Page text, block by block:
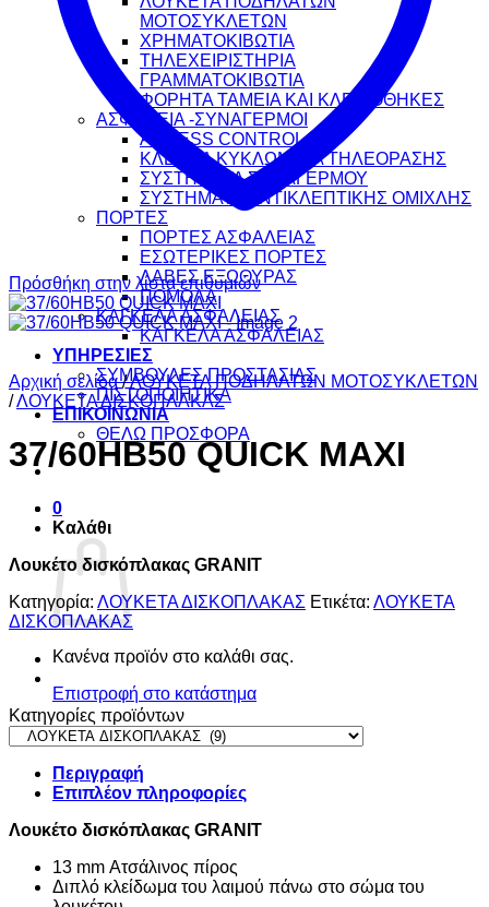
ΜΟΤΟΣΥΚΛΕΤΩΝ
ΧΡΗΜΑΤΟΚΙΒΩΤΙΑ
ΤΗΛΕΧΕΙΡΙΣΤΗΡΙΑ
ΓΡΑΜΜΑΤΟΚΙΒΩΤΙΑ
ΦΟΡΗΤΑ ΤΑΜΕΙΑ ΚΑΙ ΚΛΕΙΔΟΘΗΚΕΣ
ΑΣΦΑΛΕΙΑ -ΣΥΝΑΓΕΡΜΟΙ
ACCESS CONTROL
ΚΛΕΙΣΤΑ ΚΥΚΛΩΜΑΤΑ ΤΗΛΕΟΡΑΣΗΣ
ΣΥΣΤΗΜΑΤΑ ΣΥΝΑΓΕΡΜΟΥ
ΣΥΣΤΗΜΑΤΑ ΑΝΤΙΚΛΕΠΤΙΚΗΣ ΟΜΙΧΛΗΣ
ΠΟΡΤΕΣ
ΠΟΡΤΕΣ ΑΣΦΑΛΕΙΑΣ
ΕΣΩΤΕΡΙΚΕΣ ΠΟΡΤΕΣ
ΛΑΒΕΣ ΕΞΩΘΥΡΑΣ
ΠΟΜΟΛΑ
ΚΑΓΚΕΛΑ ΑΣΦΑΛΕΙΑΣ
ΚΑΓΚΕΛΑ ΑΣΦΑΛΕΙΑΣ
ΥΠΗΡΕΣΙΕΣ
ΣΥΜΒΟΥΛΕΣ ΠΡΟΣΤΑΣΙΑΣ
ΠΙΣΤΟΠΟΙΗΤΙΚΑ
ΕΠΙΚΟΙΝΩΝΙΑ
ΘΕΛΩ ΠΡΟΣΦΟΡΑ
0
Καλάθι
Κανένα προϊόν στο καλάθι σας.
Επιστροφή στο κατάστημα
Πρόσθήκη στην λίστα επιθυμιών
Αρχική σελίδα /ΛΟΥΚΕΤΑ ΠΟΔΗΛΑΤΩΝ ΜΟΤΟΣΥΚΛΕΤΩΝ
/ΛΟΥΚΕΤΑ ΔΙΣΚΟΠΛΑΚΑΣ
37/60HB50 QUICK MAXI
Λουκέτο δισκόπλακας GRANIT
Κατηγορία: ΛΟΥΚΕΤΑ ΔΙΣΚΟΠΛΑΚΑΣ Ετικέτα: ΛΟΥΚΕΤΑ
ΔΙΣΚΟΠΛΑΚΑΣ
Κατηγορίες προϊόντων
Περιγραφή
Επιπλέον πληροφορίες
Λουκέτο δισκόπλακας GRANIT
13 mm Ατσάλινος πίρος
Διπλό κλείδωμα του λαιμού πάνω στο σώμα του